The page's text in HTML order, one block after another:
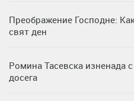
Преображение Господне:
свят ден
Ромина Тасевска изненада
досега